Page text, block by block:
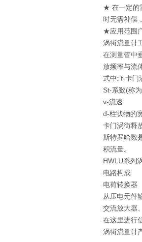
★ 在一定的
时无需补偿
★应用范围
涡街流量计
在测量管中
放频率与流
式中: f-卡门
St-系数(称
v-流速
d-柱状物的
卡门涡街释
斯特罗哈数
积流量。
HWLU系列
电路构成
电荷转换器
从压电元件
交流放大器
在这里进行
涡街流量计